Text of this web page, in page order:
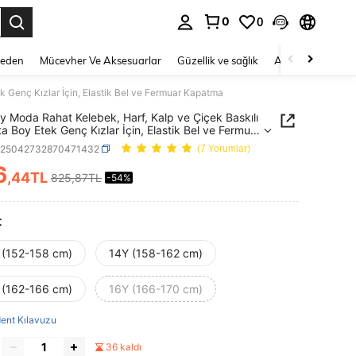
0 0
Mücevher Ve Aksesuarlar Güzellik ve sağlık Ayakkabı
Genç Kızlar İçin, Elastik Bel ve Fermuar Kapatma
Moda Rahat Kelebek, Harf, Kalp ve Çiçek Baskılı
Boy Etek Genç Kızlar İçin, Elastik Bel ve Fermuar
(7 Yorumlar)
AND AVAILABILITY
,44TL 825,87TL -54%
158 cm) 14Y (158-162 cm)
166 cm) 16Y (166-170 cm)
Kılavuzu
36 kaldı